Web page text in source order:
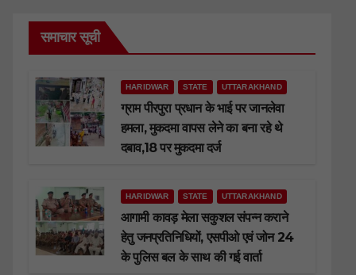
समाचार सूची
HARIDWAR STATE UTTARAKHAND
ग्राम पीरपुरा प्रधान के भाई पर जानलेवा
हमला, मुकदमा वापस लेने का बना रहे थे
दबाव,18 पर मुकदमा दर्ज
HARIDWAR STATE UTTARAKHAND
आगामी कावड़ मेला सकुशल संपन्न कराने
हेतु जनप्रतिनिधियों, एसपीओ एवं जोन 24
के पुलिस बल के साथ की गई वार्ता